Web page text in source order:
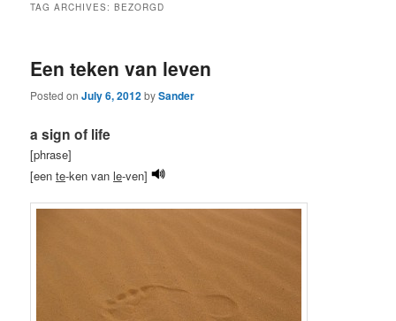
TAG ARCHIVES:BEZORGD
Een teken van leven
Posted onJuly 6, 2012bySander
a sign of life
[phrase]
[eente-ken vanle-ven]